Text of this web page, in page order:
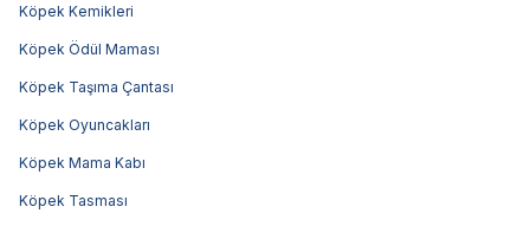
Köpek Kemikleri
Köpek Ödül Maması
Köpek Taşıma Çantası
Köpek Oyuncakları
Köpek Mama Kabı
Köpek Tasması